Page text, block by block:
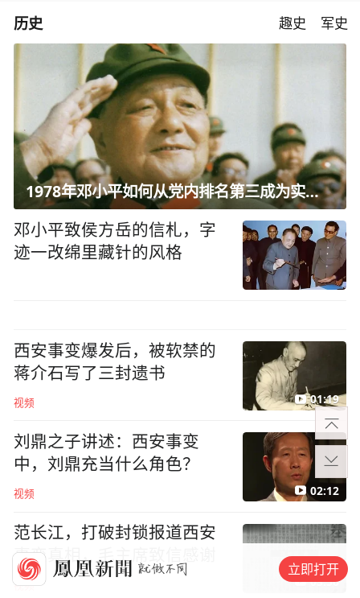
历史 趣史 军史
1978年邓小平如何从党内排名第三成为实际核心？
邓小平致侯方岳的信札，字
迹一改绵里藏针的风格
西安事变爆发后，被软禁的
蒋介石写了三封遗书
视频 01:19
刘鼎之子讲述：西安事变
中，刘鼎充当什么角色？
视频 02:12
范长江，打破封锁报道西安
事变真相，毛主席致信感谢
视频 03:56
立即打开